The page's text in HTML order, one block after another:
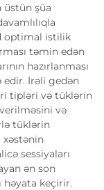
üstün şüa
optimal istilik
təmin edən
hazırlanması
İrəli gedən
tipləri və tüklərin
və
tüklərin
xəstənin
sessiyaları
ən son
həyata keçirir.